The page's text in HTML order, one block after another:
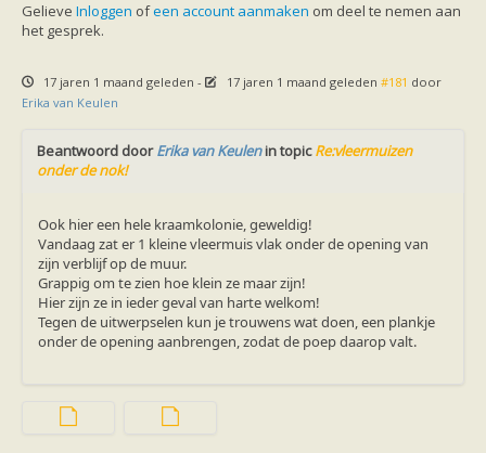
Gelieve Inloggen ofeen account aanmaken om deel te nemen aan
het gesprek.
17 jaren 1 maand geleden - 17 jaren 1 maand geleden #181 door
Erika van Keulen
Beantwoord doorErika van Keulenin topicRe:vleermuizen
onder de nok!
Ook hier een hele kraamkolonie, geweldig!
Vandaag zat er 1 kleine vleermuis vlak onder de opening van
zijn verblijf op de muur.
Grappig om te zien hoe klein ze maar zijn!
Hier zijn ze in ieder geval van harte welkom!
Tegen de uitwerpselen kun je trouwens wat doen, een plankje
onder de opening aanbrengen, zodat de poep daarop valt.